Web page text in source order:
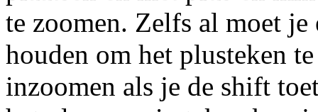
te zoomen. Zelfs al moet
houden om het plusteken
inzoomen als je de shift